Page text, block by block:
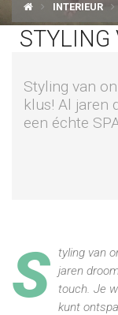
WELL TRAVELED
INTERIEUR
STYLING
Styling van
klus! Al jaren
een échte
S tyling van
jaren
touch. Je
kunt